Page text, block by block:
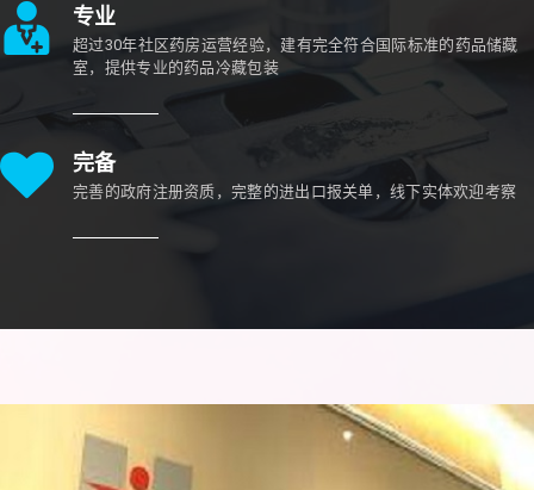
专业
超过30年社区药房运营经验，建有完全符合国际标准的药品储藏
室，提供专业的药品冷藏包装
完备
完善的政府注册资质，完整的进出口报关单，线下实体欢迎考察